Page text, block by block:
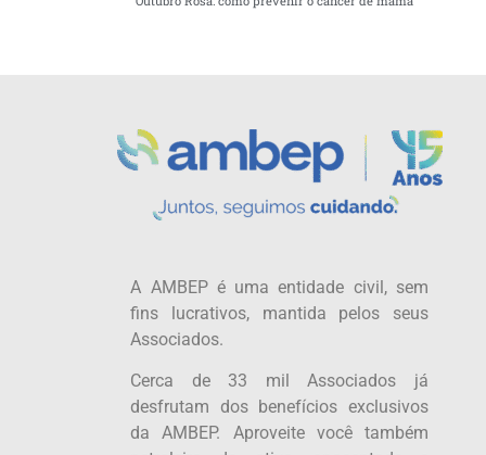
A AMBEP é uma entidade civil, sem
fins lucrativos, mantida pelos seus
Associados.
Cerca de 33 mil Associados já
desfrutam dos benefícios exclusivos
da AMBEP. Aproveite você também